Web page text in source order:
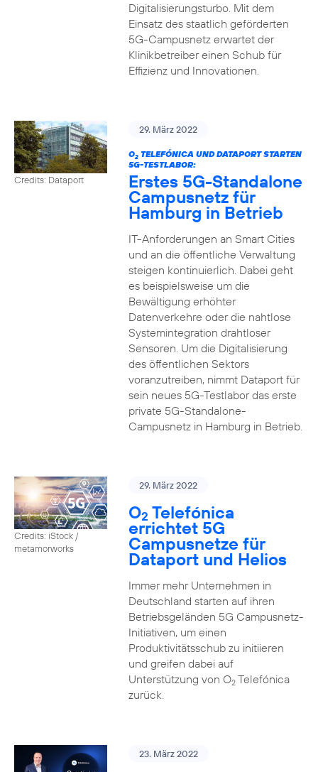
Digitalisierungsturbo. Mit dem
Einsatz des staatlich geförderten
5G-Campusnetz erwartet der
Klinikbetreiber einen Schub für
Effizienz und Innovationen.
Credits: Dataport
29. März 2022
O2TELEFÓNICA UND DATAPORT STARTEN
5G-TESTLABOR:
Erstes 5G-Standalone
Campusnetz für
Hamburg in Betrieb
IT-Anforderungen an Smart Cities
und an die öffentliche Verwaltung
steigen kontinuierlich. Dabei geht
es beispielsweise um die
Bewältigung erhöhter
Datenverkehre oder die nahtlose
Systemintegration drahtloser
Sensoren. Um die Digitalisierung
des öffentlichen Sektors
voranzutreiben, nimmt Dataport für
sein neues 5G-Testlabor das erste
private 5G-Standalone-
Campusnetz in Hamburg in Betrieb.
Credits: iStock /
metamorworks
29. März 2022
O2 Telefónica
errichtet 5G
Campusnetze für
Dataport und Helios
Immer mehr Unternehmen in
Deutschland starten auf ihren
Betriebsgeländen 5G Campusnetz-
Initiativen, um einen
Produktivitätsschub zu initiieren
und greifen dabei auf
Unterstützung von O2Telefónica
zurück.
23. März 2022